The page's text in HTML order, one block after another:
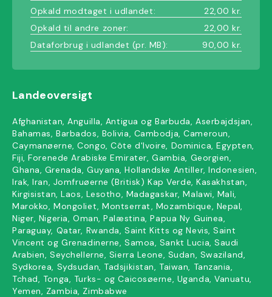
Opkald modtaget i udlandet:
22,00 kr.
Opkald til andre zoner:
22,00 kr.
Dataforbrug i udlandet (pr. MB):
90,00 kr.
Landeoversigt
Afghanistan, Anguilla, Antigua og Barbuda, Aserbajdsjan,
Bahamas, Barbados, Bolivia, Cambodja, Cameroun,
Caymanøerne, Congo, Côte d'Ivoire, Dominica, Egypten,
Fiji, Forenede Arabiske Emirater, Gambia, Georgien,
Ghana, Grenada, Guyana, Hollandske Antiller, Indonesien,
Irak, Iran, Jomfruøerne (Britisk) Kap Verde, Kasakhstan,
Kirgisistan, Laos, Lesotho, Madagaskar, Malawi, Mali,
Marokko, Mongoliet, Montserrat, Mozambique, Nepal,
Niger, Nigeria, Oman, Palæstina, Papua Ny Guinea,
Paraguay, Qatar, Rwanda, Saint Kitts og Nevis, Saint
Vincent og Grenadinerne, Samoa, Sankt Lucia, Saudi
Arabien, Seychellerne, Sierra Leone, Sudan, Swaziland,
Sydkorea, Sydsudan, Tadsjikistan, Taiwan, Tanzania,
Tchad, Tonga, Turks- og Caicosøerne, Uganda, Vanuatu,
Yemen, Zambia, Zimbabwe